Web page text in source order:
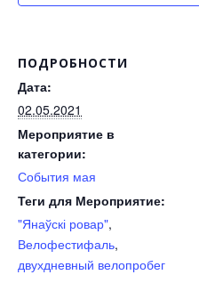
ПОДРОБНОСТИ
Дата:
02.05.2021
Мероприятие в
категории:
События мая
Теги для Мероприятие:
"Янаўскі ровар",
Велофестифаль,
двухдневный велопробег